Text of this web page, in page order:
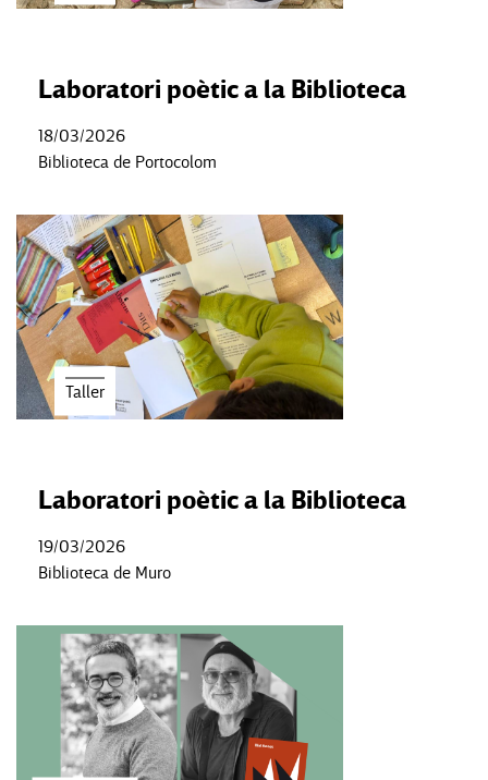
Laboratori poètic a la Biblioteca
18/03/2026
Biblioteca de Portocolom
Taller
Laboratori poètic a la Biblioteca
19/03/2026
Biblioteca de Muro